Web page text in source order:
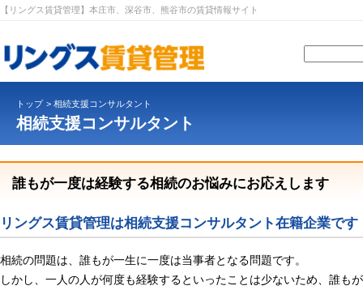
【リングス賃貸管理】本庄市、深谷市、熊谷市の賃貸情報サイト
トップ > 相続支援コンサルタント
相続支援コンサルタント
誰もが一度は経験する相続のお悩みにお応えします
リングス賃貸管理は相続支援コンサルタント在籍企業です
相続の問題は、誰もが一生に一度は当事者となる問題です。
しかし、一人の人が何度も経験するといったことは少ないため、誰も